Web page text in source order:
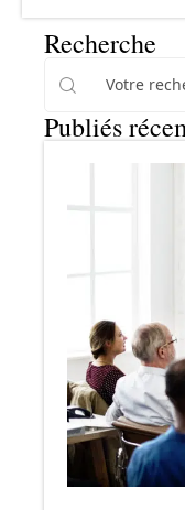
Recherche
Publiés